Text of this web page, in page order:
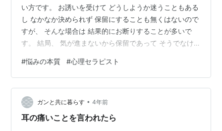
い方です。 お誘いを受けて どうしようか迷うこともある
し なかなか決められず 保留にすることも無くはないので
すが、 そんな場合は 結果的にお断りすることが多いで
す。 結局、 気が進まないから保留であって そうでなけ
えるペースに違いはあるから 行動までの適正な時間が 決
まっているわけではないですが、 行動までの時間が短い
方が 悩む時間は少なくて済みます。 悩みとは 物事に対
する負の感情であり ああでもない、こうでもない、と 考
えれば考えるほど 深みにはまって行くものです。 たとえ
#悩みの本質 #心理セラピスト
ガンと共に暮らす • 4年前
耳の痛いことを言われたら